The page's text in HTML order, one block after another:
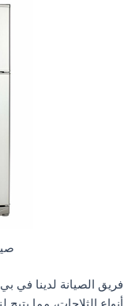
فريق الصيانة لدينا في